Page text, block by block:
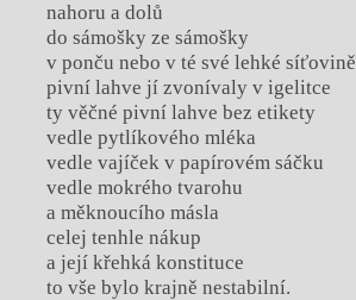
nahoru a dolů
do sámošky ze sámošky
v ponču nebo v té své lehké síťovině
pivní lahve jí zvonívaly v igelitce
ty věčné pivní lahve bez etikety
vedle pytlíkového mléka
vedle vajíček v papírovém sáčku
vedle mokrého tvarohu
a měknoucího másla
celej tenhle nákup
a její křehká konstituce
to vše bylo krajně nestabilní.